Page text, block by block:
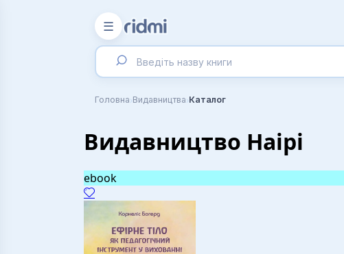
☰
Головна›Видавництва›Каталог
Видавництво Наірі
ebook